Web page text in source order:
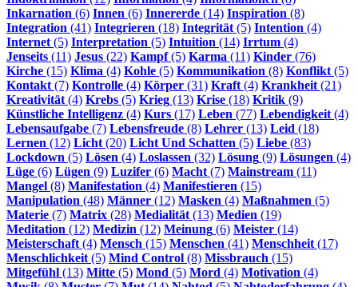
Inkarnation (6) Innen (6) Innererde (14) Inspiration (8)
Integration (41) Integrieren (18) Integrität (5) Intention (4)
Internet (5) Interpretation (5) Intuition (14) Irrtum (4)
Jenseits (11) Jesus (22) Kampf(5) Karma (11) Kinder (76)
Kirche (15) Klima (4) Kohle (5) Kommunikation (8) Konflikt (5)
Kontakt (7) Kontrolle (4) Körper (31) Kraft (4) Krankheit (21)
Kreativität (4) Krebs (5) Krieg (13) Krise (18) Kritik (9)
Künstliche Intelligenz (4) Kurs (17) Leben (77) Lebendigkeit (4)
Lebensaufgabe (7) Lebensfreude (8) Lehrer (13) Leid (18)
Lernen (12) Licht (20) Licht Und Schatten (5) Liebe (83)
Lockdown (5) Lösen (4) Loslassen (32) Lösung (9) Lösungen (4)
Lüge (6) Lügen (9) Luzifer (6) Macht (7) Mainstream (11)
Mangel (8) Manifestation (4) Manifestieren (15)
Manipulation (48) Männer (12) Masken (4) Maßnahmen (5)
Materie (7) Matrix (28) Medialität (13) Medien (19)
Meditation (12) Medizin (12) Meinung (6) Meister (14)
Meisterschaft (4) Mensch (15) Menschen (41) Menschheit (17)
Menschlichkeit (5) Mind Control (8) Missbrauch (15)
Mitgefühl (13) Mitte (5) Mond (5) Mord (4) Motivation (4)